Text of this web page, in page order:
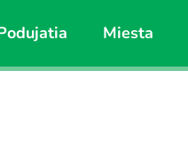
Miesta